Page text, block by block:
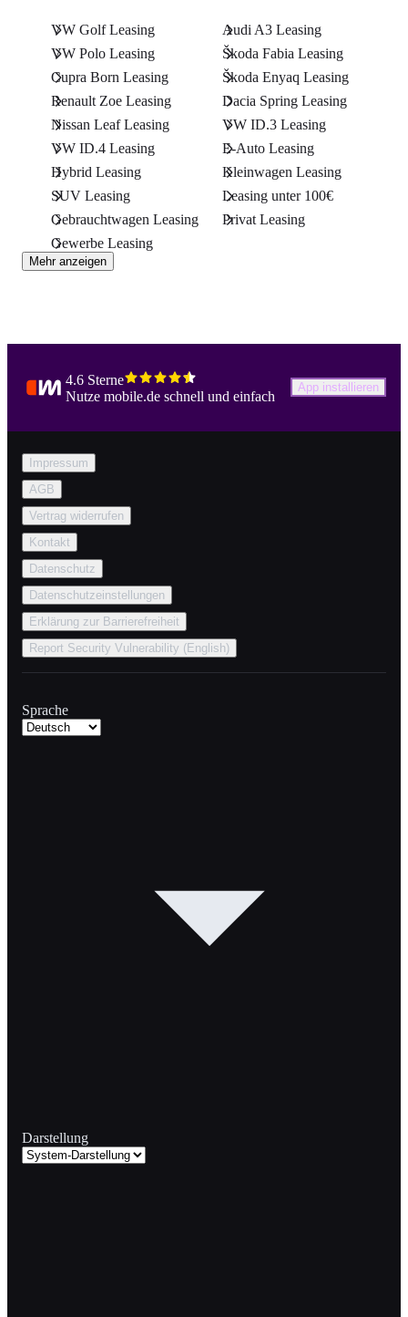
VW Golf Leasing
Audi A3 Leasing
VW Polo Leasing
Škoda Fabia Leasing
Cupra Born Leasing
Škoda Enyaq Leasing
Renault Zoe Leasing
Dacia Spring Leasing
Nissan Leaf Leasing
VW ID.3 Leasing
VW ID.4 Leasing
E-Auto Leasing
Hybrid Leasing
Kleinwagen Leasing
SUV Leasing
Leasing unter 100€
Gebrauchtwagen Leasing
Privat Leasing
Gewerbe Leasing
Mehr anzeigen
4.6 Sterne
Nutze mobile.de schnell und einfach
App installieren
Impressum
AGB
Vertrag widerrufen
Kontakt
Datenschutz
Datenschutzeinstellungen
Erklärung zur Barrierefreiheit
Report Security Vulnerability (English)
Sprache
Darstellung